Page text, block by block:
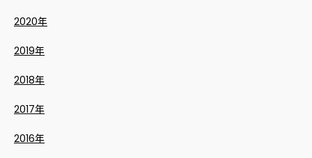
2020年
2019年
2018年
2017年
2016年